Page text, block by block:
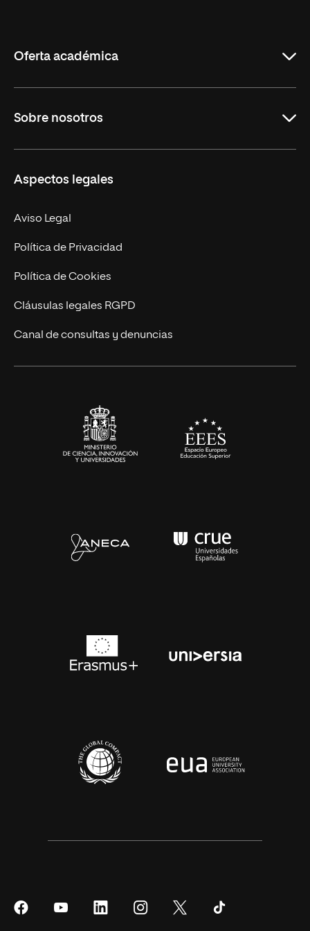
Oferta académica
Derecho
Empresa
MBA
Marketing y Comunicación
Ingeniería
Diseño
Ciencias de la Salud
Sobre nosotros
Nuestro Equipo
Contacto
Aspectos legales
Aviso Legal
Política de Privacidad
Política de Cookies
Cláusulas legales RGPD
Canal de consultas y denuncias
SíguenosSíguenos
SíguenosSíguenos Síguenos